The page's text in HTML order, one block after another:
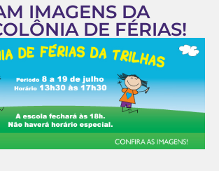
IMAGENS DA
DE FÉRIAS!